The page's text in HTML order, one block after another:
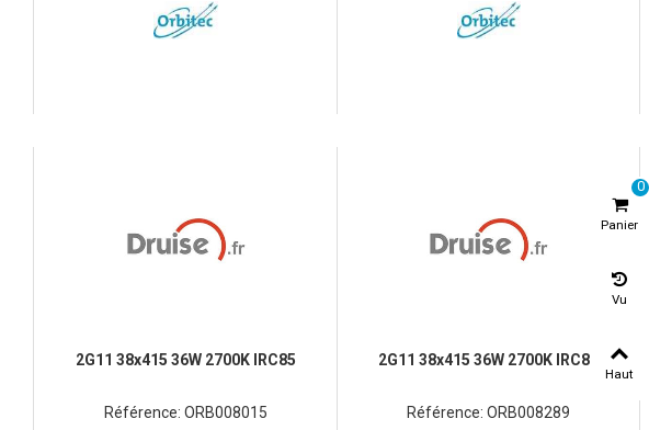
2G11 38x415 36W 2700K IRC85
Référence: ORB008015
2G11 38x415 36W 2700K IRC85
Référence: ORB008289
Panier
0
Vu
Haut